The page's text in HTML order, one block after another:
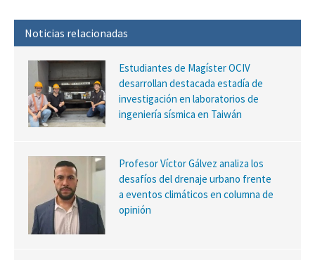
Noticias relacionadas
Estudiantes de Magíster OCIV
desarrollan destacada estadía de
investigación en laboratorios de
ingeniería sísmica en Taiwán
Profesor Víctor Gálvez analiza los
desafíos del drenaje urbano frente
a eventos climáticos en columna de
opinión